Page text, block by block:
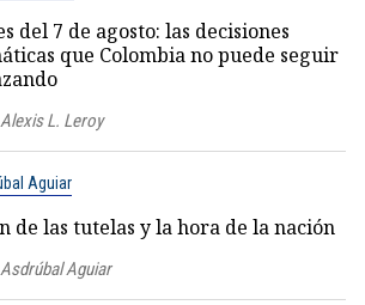
del 7 de agosto: las decisiones
que Colombia no puede seguir
Alexis L. Leroy
Aguiar
de las tutelas y la hora de la nación
Asdrúbal Aguiar